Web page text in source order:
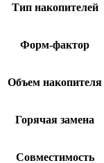
Тип накопителей
Форм-фактор
Объем накопителя
Горячая замена
Совместимость